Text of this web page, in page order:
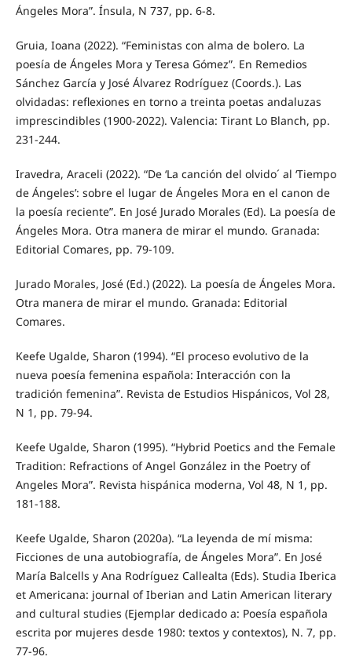
Ángeles Mora”. Ínsula, N 737, pp. 6-8.
Gruia, Ioana (2022). “Feministas con alma de bolero. La
poesía de Ángeles Mora y Teresa Gómez”. En Remedios
Sánchez García y José Álvarez Rodríguez (Coords.). Las
olvidadas: reflexiones en torno a treinta poetas andaluzas
imprescindibles (1900-2022). Valencia: Tirant Lo Blanch, pp.
231-244.
Iravedra, Araceli (2022). “De ‘La canción del olvido´ al ‘Tiempo
de Ángeles’: sobre el lugar de Ángeles Mora en el canon de
la poesía reciente”. En José Jurado Morales (Ed). La poesía de
Ángeles Mora. Otra manera de mirar el mundo. Granada:
Editorial Comares, pp. 79-109.
Jurado Morales, José (Ed.) (2022). La poesía de Ángeles Mora.
Otra manera de mirar el mundo. Granada: Editorial
Comares.
Keefe Ugalde, Sharon (1994). “El proceso evolutivo de la
nueva poesía femenina española: Interacción con la
tradición femenina”. Revista de Estudios Hispánicos, Vol 28,
N 1, pp. 79-94.
Keefe Ugalde, Sharon (1995). “Hybrid Poetics and the Female
Tradition: Refractions of Angel González in the Poetry of
Angeles Mora”. Revista hispánica moderna, Vol 48, N 1, pp.
181-188.
Keefe Ugalde, Sharon (2020a). “La leyenda de mí misma:
Ficciones de una autobiografía, de Ángeles Mora”. En José
María Balcells y Ana Rodríguez Callealta (Eds). Studia Iberica
et Americana: journal of Iberian and Latin American literary
and cultural studies (Ejemplar dedicado a: Poesía española
escrita por mujeres desde 1980: textos y contextos), N. 7, pp.
77-96.